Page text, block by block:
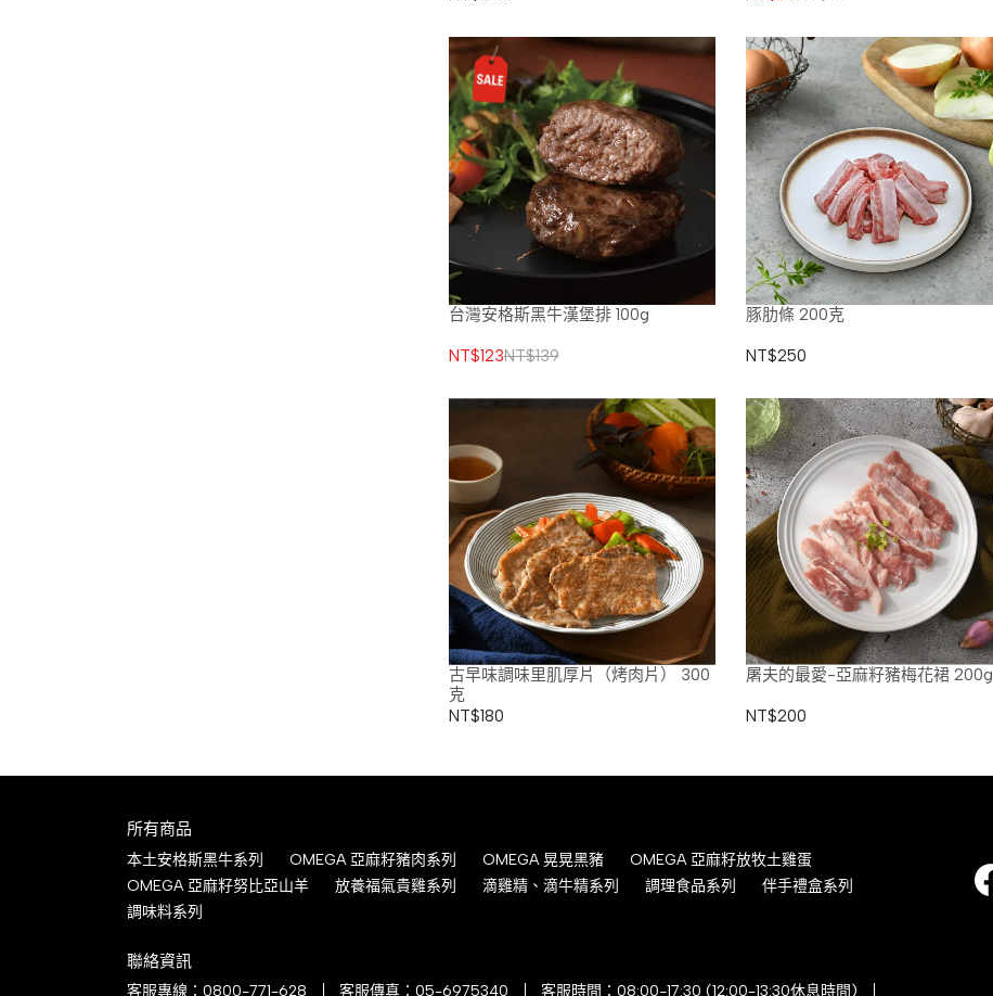
台灣安格斯黑牛漢堡排 100g
NT$123NT$139
豚肋條 200克
NT$250
古早味調味里肌厚片（烤肉片） 300
克
NT$180
屠夫的最愛-亞麻籽豬梅花裙 200g
NT$200
所有商品
本土安格斯黑牛系列 OMEGA 亞麻籽豬肉系列 OMEGA 晃晃黑豬
OMEGA 亞麻籽放牧土雞蛋
OMEGA 亞麻籽努比亞山羊
放養福氣貴雞系列 滴雞精、滴牛精系列 調理食品系列
伴手禮盒系列
調味料系列
聯絡資訊
客服專線：0800-771-628 客服傳真：05-6975340 客服時間：08:00-17:30 (12:00-13:30休息時間)